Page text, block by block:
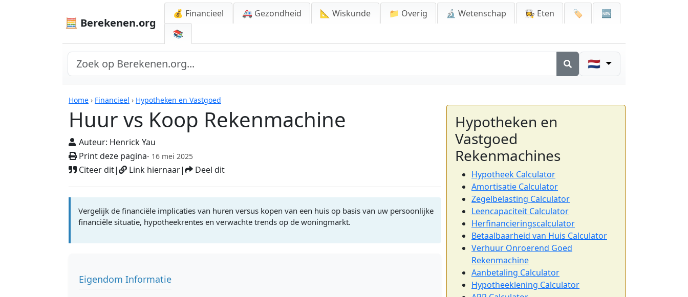
🧮 Berekenen.org
💰 Financieel 🚑 Gezondheid 📐 Wiskunde 📁 Overig 🔬 Wetenschap 👩‍🍳 Eten 🏷️
🆕
📚
🇳🇱
Home › Financieel › Hypotheken en Vastgoed
Huur vs Koop Rekenmachine
Auteur: Henrick Yau
Print deze pagina- 16 mei 2025
Citeer dit| Link hiernaar| Deel dit
Rekenmachines
Vergelijk de financiële implicaties van huren versus kopen van een huis op basis van uw persoonlijke
financiële situatie, hypotheekrentes en verwachte trends op de woningmarkt.
Eigendom Informatie
Hypotheken en
Vastgoed
Rekenmachines
Hypotheek Calculator
Amortisatie Calculator
Zegelbelasting Calculator
Leencapaciteit Calculator
Herfinancieringscalculator
Betaalbaarheid van Huis Calculator
Verhuur Onroerend Goed
Rekenmachine
Aanbetaling Calculator
Hypotheeklening Calculator